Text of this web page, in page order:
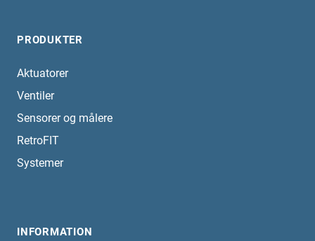
PRODUKTER
Aktuatorer
Ventiler
Sensorer og målere
RetroFIT
Systemer
INFORMATION